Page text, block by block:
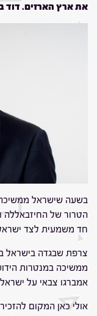
את ארץ הארזים. דוד
בשעה שישראל ממשיכה
הטרור של החיזבאללה
חד משמעית לצד
צרפת שבגדה בישראל
ממשיכה במנטרות
אמברגו צבאי על
אולי כאן המקום